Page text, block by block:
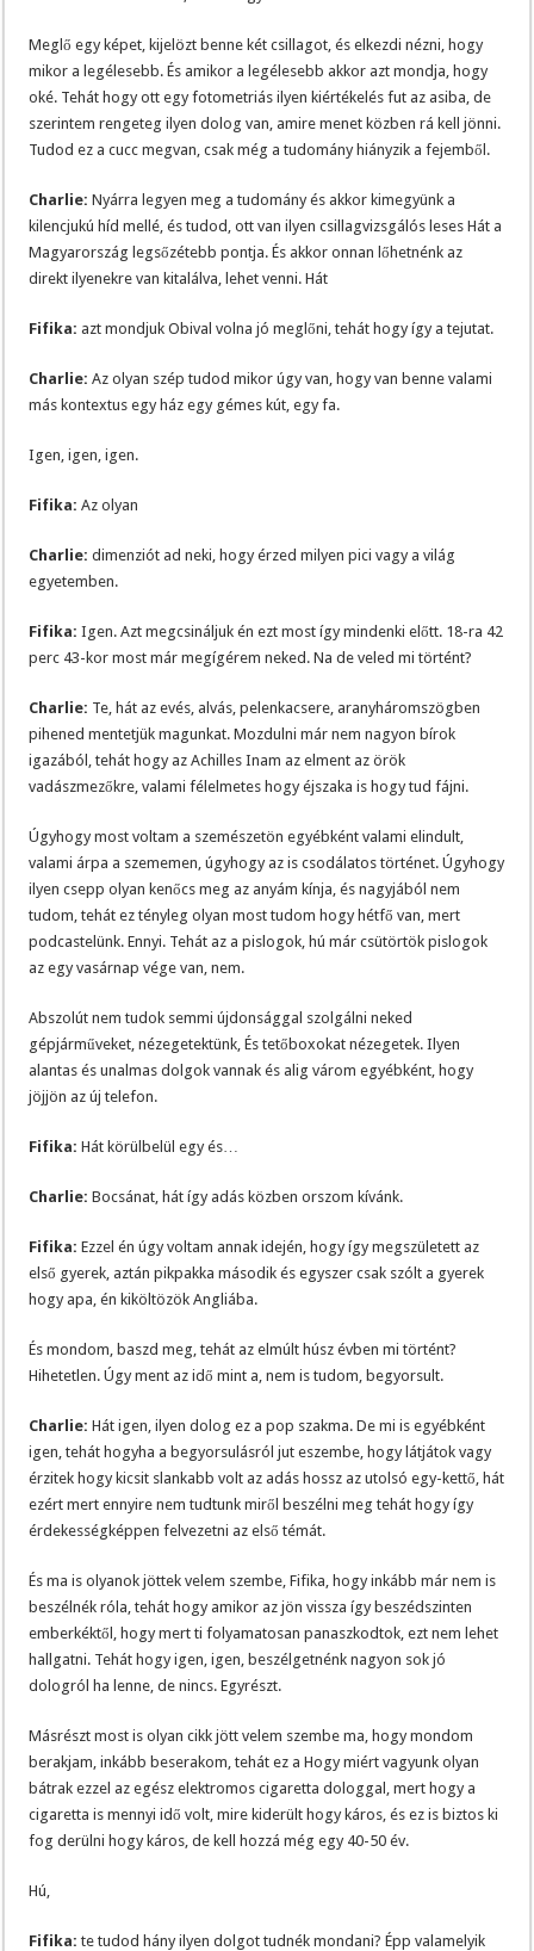
Meglő egy képet, kijelözt benne két csillagot, és elkezdi nézni, hogy
mikor a legélesebb. És amikor a legélesebb akkor azt mondja, hogy
oké. Tehát hogy ott egy fotometriás ilyen kiértékelés fut az asiba, de
szerintem rengeteg ilyen dolog van, amire menet közben rá kell jönni.
Tudod ez a cucc megvan, csak még a tudomány hiányzik a fejemből.
Charlie: Nyárra legyen meg a tudomány és akkor kimegyünk a
kilencjukú híd mellé, és tudod, ott van ilyen csillagvizsgálós leses Hát a
Magyarország legsőzétebb pontja. És akkor onnan lőhetnénk az
direkt ilyenekre van kitalálva, lehet venni. Hát
Fifika: azt mondjuk Obival volna jó meglőni, tehát hogy így a tejutat.
Charlie: Az olyan szép tudod mikor úgy van, hogy van benne valami
más kontextus egy ház egy gémes kút, egy fa.
Igen, igen, igen.
Fifika: Az olyan
Charlie: dimenziót ad neki, hogy érzed milyen pici vagy a világ
egyetemben.
Fifika: Igen. Azt megcsináljuk én ezt most így mindenki előtt. 18-ra 42
perc 43-kor most már megígérem neked. Na de veled mi történt?
Charlie: Te, hát az evés, alvás, pelenkacsere, aranyháromszögben
pihened mentetjük magunkat. Mozdulni már nem nagyon bírok
igazából, tehát hogy az Achilles Inam az elment az örök
vadászmezőkre, valami félelmetes hogy éjszaka is hogy tud fájni.
Úgyhogy most voltam a szemészetön egyébként valami elindult,
valami árpa a szememen, úgyhogy az is csodálatos történet. Úgyhogy
ilyen csepp olyan kenőcs meg az anyám kínja, és nagyjából nem
tudom, tehát ez tényleg olyan most tudom hogy hétfő van, mert
podcastelünk. Ennyi. Tehát az a pislogok, hú már csütörtök pislogok
az egy vasárnap vége van, nem.
Abszolút nem tudok semmi újdonsággal szolgálni neked
gépjárműveket, nézegetektünk, És tetőboxokat nézegetek. Ilyen
alantas és unalmas dolgok vannak és alig várom egyébként, hogy
jöjjön az új telefon.
Fifika: Hát körülbelül egy és…
Charlie: Bocsánat, hát így adás közben orszom kívánk.
Fifika: Ezzel én úgy voltam annak idején, hogy így megszületett az
első gyerek, aztán pikpakka második és egyszer csak szólt a gyerek
hogy apa, én kiköltözök Angliába.
És mondom, baszd meg, tehát az elmúlt húsz évben mi történt?
Hihetetlen. Úgy ment az idő mint a, nem is tudom, begyorsult.
Charlie: Hát igen, ilyen dolog ez a pop szakma. De mi is egyébként
igen, tehát hogyha a begyorsulásról jut eszembe, hogy látjátok vagy
érzitek hogy kicsit slankabb volt az adás hossz az utolsó egy-kettő, hát
ezért mert ennyire nem tudtunk miről beszélni meg tehát hogy így
érdekességképpen felvezetni az első témát.
És ma is olyanok jöttek velem szembe, Fifika, hogy inkább már nem is
beszélnék róla, tehát hogy amikor az jön vissza így beszédszinten
emberkéktől, hogy mert ti folyamatosan panaszkodtok, ezt nem lehet
hallgatni. Tehát hogy igen, igen, beszélgetnénk nagyon sok jó
dologról ha lenne, de nincs. Egyrészt.
Másrészt most is olyan cikk jött velem szembe ma, hogy mondom
berakjam, inkább beserakom, tehát ez a Hogy miért vagyunk olyan
bátrak ezzel az egész elektromos cigaretta dologgal, mert hogy a
cigaretta is mennyi idő volt, mire kiderült hogy káros, és ez is biztos ki
fog derülni hogy káros, de kell hozzá még egy 40-50 év.
Hú,
Fifika: te tudod hány ilyen dolgot tudnék mondani? Épp valamelyik